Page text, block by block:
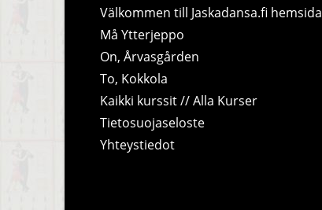
Välkommen till Jaskadansa.fi hemsida
Må Ytterjeppo
On, Årvasgården
To, Kokkola
Kaikki kurssit // Alla Kurser
Tietosuojaseloste
Yhteystiedot